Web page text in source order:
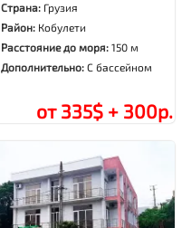
Страна: Грузия
Район: Кобулети
Расстояние до моря:150 м
Дополнительно:С бассейном
от 335$ + 300р.